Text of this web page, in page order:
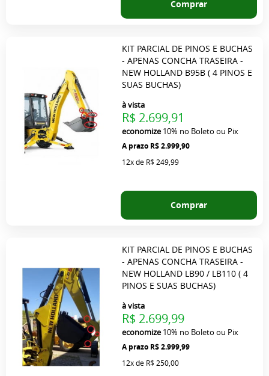
Comprar
KIT PARCIAL DE PINOS E BUCHAS
- APENAS CONCHA TRASEIRA -
NEW HOLLAND B95B ( 4 PINOS E
SUAS BUCHAS)
R$ 2.999,90
à vista
R$ 2.699,91
economize10% no Boleto ou Pix
12xde R$ 249,99
Comprar
KIT PARCIAL DE PINOS E BUCHAS
- APENAS CONCHA TRASEIRA -
NEW HOLLAND LB90 / LB110 ( 4
PINOS E SUAS BUCHAS)
R$ 2.999,99
à vista
R$ 2.699,99
economize10% no Boleto ou Pix
12xde R$ 250,00